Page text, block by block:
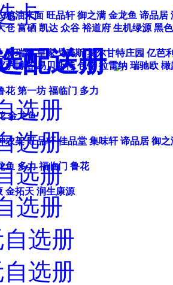
粮油米面 旺品轩 御之满 金龙鱼 谛品居
仓 富硒 凯达 众谷 裕道府 生机绿源 黑
赛瑞纳 皇家戈麦斯 莫尔甘特庄园 亿芭
萨博洛 易贝斯特 包锘 拉雷纳 瑞驰欧 橄
花 第一坊 福临门 多力
金龙鱼
农架 旺品轩 佳品堂 集味轩 谛品居 御之
鱼 多力 福临门 鲁花
金拓天 润生康源
卡
配送册
选册
选册
选册
选册
自选册
自选册